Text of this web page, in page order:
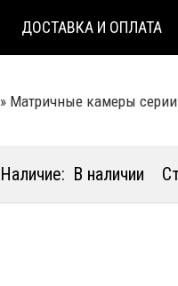
ДОСТАВКА И ОПЛАТА
» Матричные камеры серии
Наличие: В наличии